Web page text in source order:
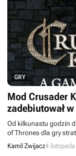
GRY
Mod Crusader
zadebiutował
Od kilkunastu godzin
of Thrones dla gry
Mod wprowadza do
przez George’a R. R.
Kamil Zwijacz4